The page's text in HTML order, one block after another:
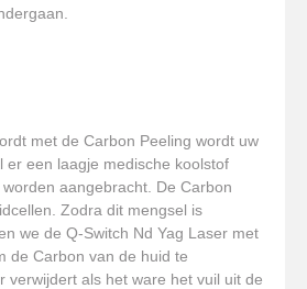
met de Carbon Peeling wordt uw
er een laagje medische koolstof
aangebracht. De Carbon
Zodra dit mengsel is
we de Q-Switch Nd Yag Laser met
de Carbon van de huid te
verwijdert als het ware het vuil uit de